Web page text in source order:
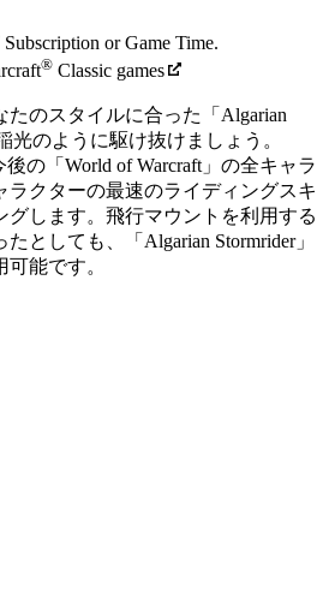
Subscription or Game Time.
® Classic games
のスタイルに合った「Algarian
光のように駆け抜けましょう。
後の「World of Warcraft」の全キャラ
ラクターの最速のライディングスキ
グします。飛行マウントを利用する
としても、「Algarian Stormrider」
能です。